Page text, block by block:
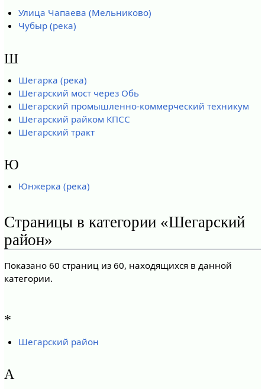
Улица Чапаева (Мельниково)
Чубыр (река)
Ш
Шегарка (река)
Шегарский мост через Обь
Шегарский промышленно-коммерческий техникум
Шегарский райком КПСС
Шегарский тракт
Ю
Юнжерка (река)
Страницы в категории «Шегарский
район»
Показано 60 страниц из 60, находящихся в данной
категории.
*
Шегарский район
А